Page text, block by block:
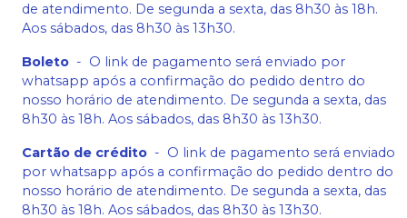
de atendimento. De segunda a sexta, das 8h30 às 18h.
Aos sábados, das 8h30 às 13h30.
Boleto - O link de pagamento será enviado por
whatsapp após a confirmação do pedido dentro do
nosso horário de atendimento. De segunda a sexta, das
8h30 às 18h. Aos sábados, das 8h30 às 13h30.
Cartão de crédito - O link de pagamento será enviado
por whatsapp após a confirmação do pedido dentro do
nosso horário de atendimento. De segunda a sexta, das
8h30 às 18h. Aos sábados, das 8h30 às 13h30.